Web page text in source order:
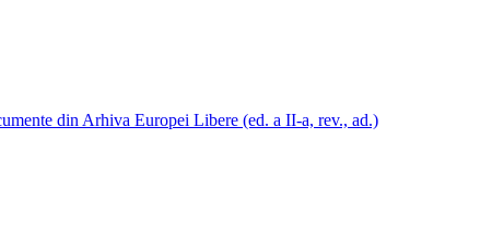
din Arhiva Europei Libere (ed. a II-a, rev., ad.)